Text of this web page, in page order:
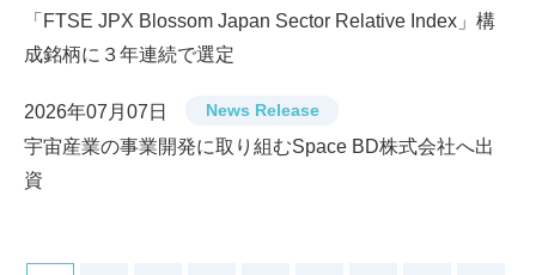
「FTSE JPX Blossom Japan Sector Relative Index」構
成銘柄に３年連続で選定
2026年07月07日 News Release
宇宙産業の事業開発に取り組むSpace BD株式会社へ出
資